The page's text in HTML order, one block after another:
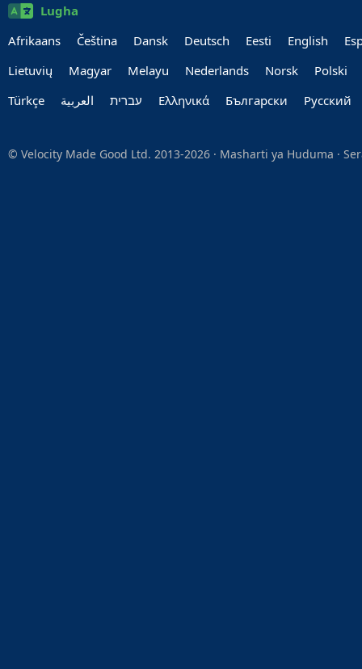
Lugha
Afrikaans
Čeština Dansk Deutsch Eesti English
Lietuvių
Magyar Melayu Nederlands Norsk
Polski
Türkçe
العربية‏ עברית‏ Ελληνικά Български Руccкий
© Velocity Made Good Ltd. 2013-2026 · Masharti ya Huduma ·